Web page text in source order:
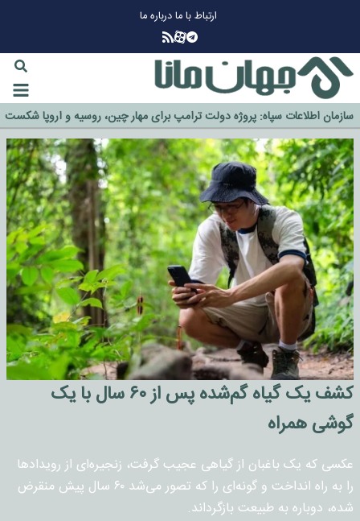
ارتباط با مادرباره ما
چرا طلا دوباره افزایشی شد؟
گزینه جدایی اوسمار روی میز مدیران پرسپولیس
آیا رئیس جمهور آمریکا قانون را دور می‌زند؟
اخراج رسمی چهره نامدار از پرسپولیس
سازمان اطلاعات سپاه: پروژه دولت ترامپ برای مهار چین، روسیه و اروپا شکست
خورد
کشف یک گیاه گم‌شده پس از ۶۰ سال با یک
گوشی همراه
عکسی که یک باغبان از گیاهی عجیب گرفت، زنجیره‌ای از رویدادها
را به راه انداخت و گونه‌ای را که تصور می‌شد ۶۰ سال پیش منقرض
شده، دوباره به طبیعت بازگرداند.